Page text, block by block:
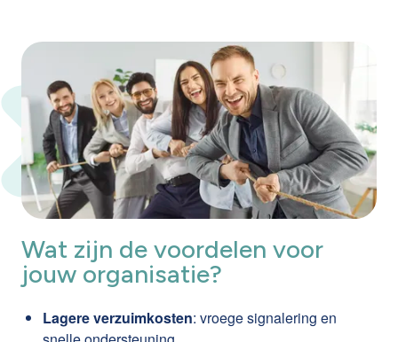
Wat zijn de voordelen voor
jouw organisatie?
Lagere verzuimkosten: vroege signalering en